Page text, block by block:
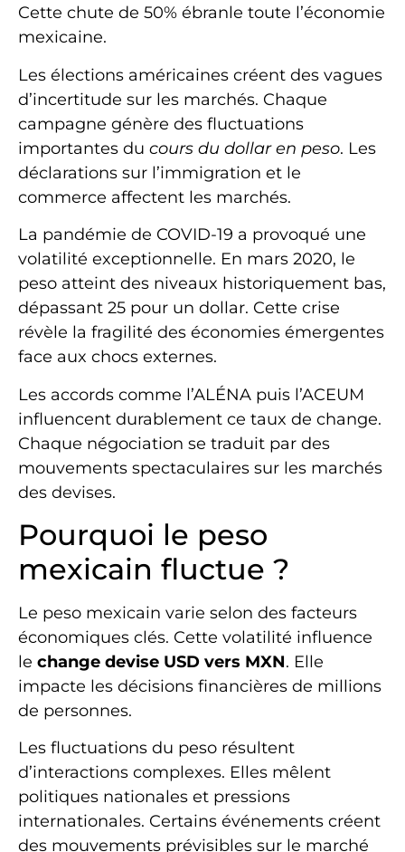
Cette chute de 50% ébranle toute l’économie
mexicaine.
Les élections américaines créent des vagues
d’incertitude sur les marchés. Chaque
campagne génère des fluctuations
importantes du cours du dollar en peso. Les
déclarations sur l’immigration et le
commerce affectent les marchés.
La pandémie de COVID-19 a provoqué une
volatilité exceptionnelle. En mars 2020, le
peso atteint des niveaux historiquement bas,
dépassant 25 pour un dollar. Cette crise
révèle la fragilité des économies émergentes
face aux chocs externes.
Les accords comme l’ALÉNA puis l’ACEUM
influencent durablement ce taux de change.
Chaque négociation se traduit par des
mouvements spectaculaires sur les marchés
des devises.
Pourquoi le peso
mexicain fluctue ?
Le peso mexicain varie selon des facteurs
économiques clés. Cette volatilité influence
le change devise USD vers MXN. Elle
impacte les décisions financières de millions
de personnes.
Les fluctuations du peso résultent
d’interactions complexes. Elles mêlent
politiques nationales et pressions
internationales. Certains événements créent
des mouvements prévisibles sur le marché